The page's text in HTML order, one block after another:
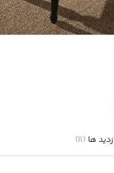
ها (11)